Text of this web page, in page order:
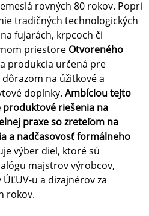
rovných 80 rokov. Popri
tradičných technologických
fujarách, krpcoch či
priestore Otvoreného
produkcia určená pre
na úžitkové a
doplnky. Ambíciou tejto
riešenia na
praxe so zreteľom na
a nadčasovosť formálneho
výber diel, ktoré sú
majstrov výrobcov,
u a dizajnérov za
rokov.